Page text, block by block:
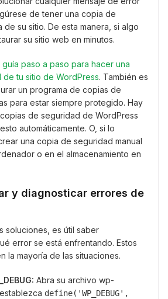
de tener una copia de
su sitio. De esta manera, si algo
su sitio web en minutos.
guía paso a paso para hacer una
tu sitio de WordPress. También es
un programa de copias de
para estar siempre protegido. Hay
de seguridad de WordPress
automáticamente. O, si lo
una copia de seguridad manual
o en el almacenamiento en
y diagnosticar errores de
soluciones, es útil saber
error se está enfrentando. Estos
la mayoría de las situaciones.
Abra su archivo wp-
define('WP_DEBUG',